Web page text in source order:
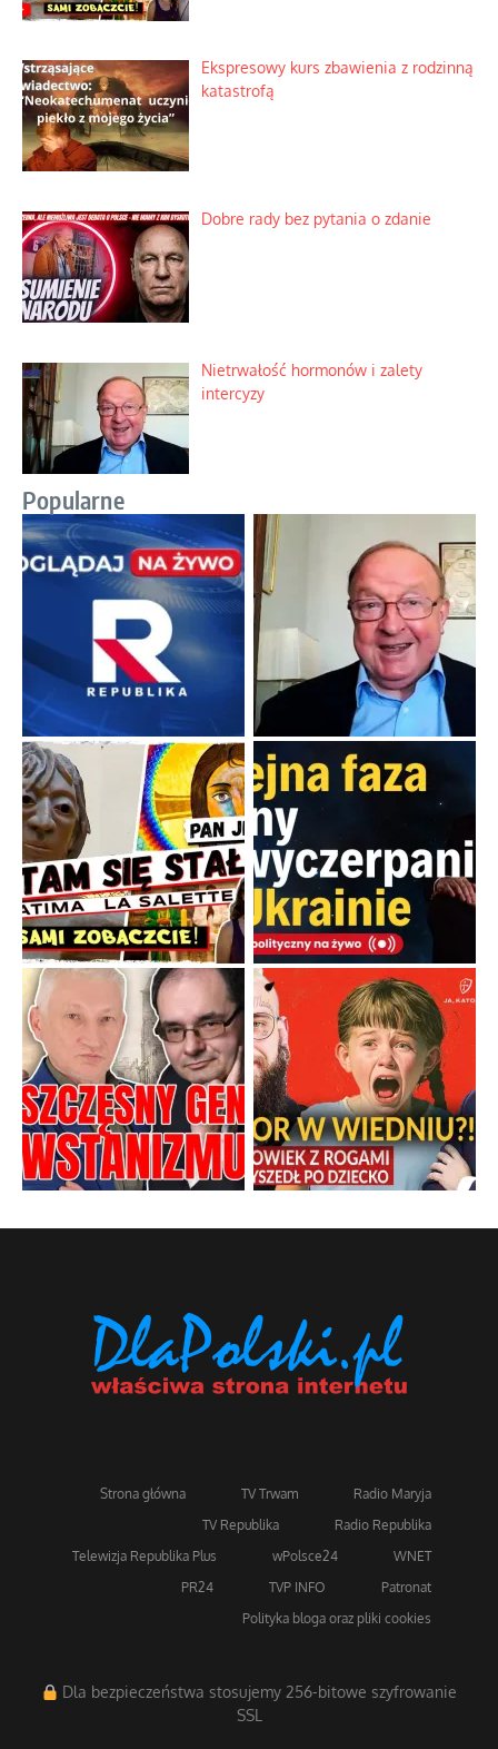
Ekspresowy kurs zbawienia z rodzinną
katastrofą
Dobre rady bez pytania o zdanie
Nietrwałość hormonów i zalety
intercyzy
Popularne
Strona główna TV Trwam
Radio Maryja
TV Republika
Radio Republika
Telewizja Republika Plus
wPolsce24
WNET
PR24
TVP INFO
Patronat
Polityka bloga oraz pliki cookies
Dla bezpieczeństwa stosujemy 256-bitowe szyfrowanie
SSL